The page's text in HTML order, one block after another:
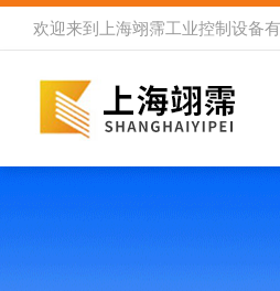
欢迎来到 上海翊霈工业控制设备